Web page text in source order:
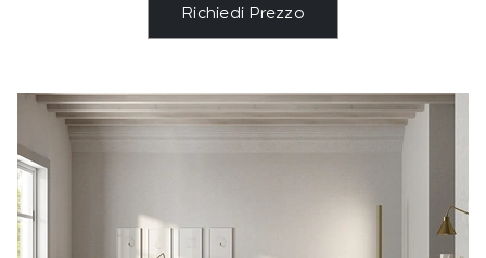
Richiedi Prezzo